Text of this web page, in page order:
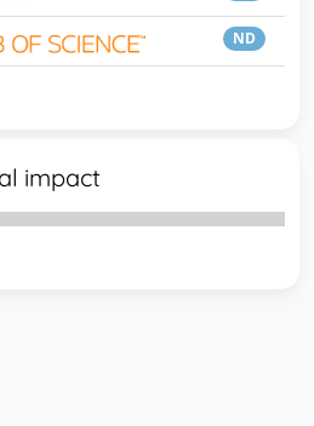
ND
impact